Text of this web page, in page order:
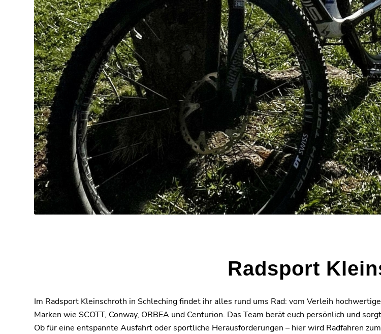
Radsport
Im Radsport Kleinschroth in Schleching findet ihr alles rund ums Rad: vom Verleih
Marken wie SCOTT, Conway, ORBEA und Centurion. Das Team berät euch persönlich und
Ob für eine entspannte Ausfahrt oder sportliche Herausforderungen – hier wird Radfahren